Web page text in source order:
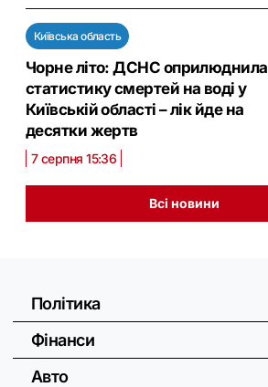
Київська область
Чорне літо: ДСНС оприлюднила
статистику смертей на воді у
Київській області – лік йде на
десятки жертв
7 серпня 15:36
Всі новини
Політика
Фінанси
Авто